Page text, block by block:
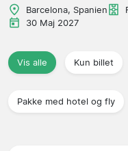
Barcelona, Spanien
30 Maj 2027
Vis alle Kun billet
Pakke med hotel og fly